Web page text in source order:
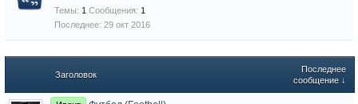
Темы: 1 Сообщения: 1
29 окт 2016
Заголовок
Последнее
сообщение ↓